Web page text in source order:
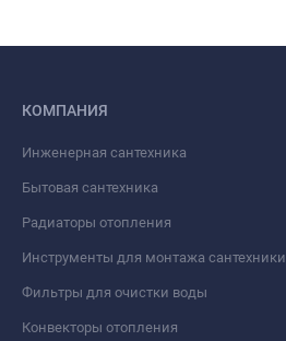
КОМПАНИЯ
Инженерная сантехника
Бытовая сантехника
Радиаторы отопления
Инструменты для монтажа сантехники
Фильтры для очистки воды
Конвекторы отопления